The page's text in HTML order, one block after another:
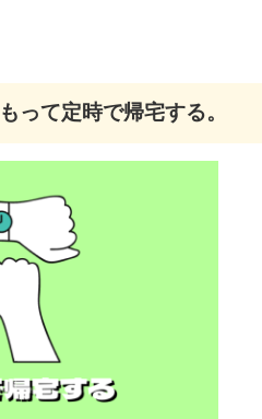
って定時で帰宅する。